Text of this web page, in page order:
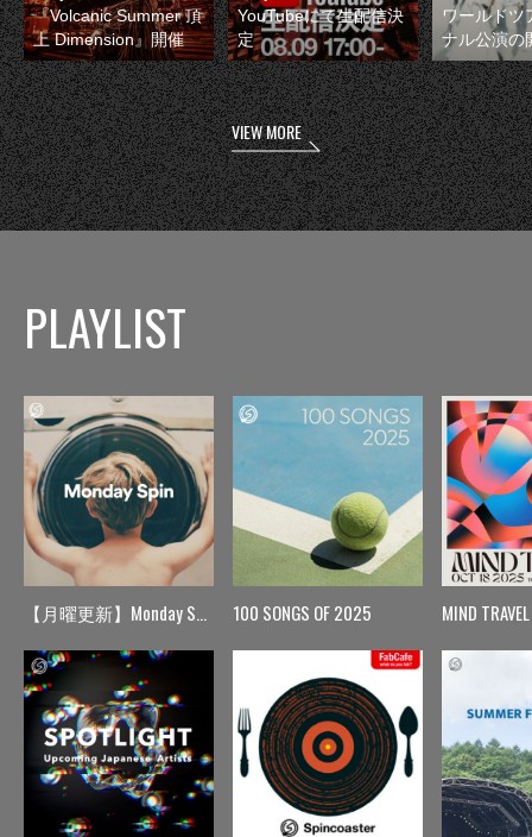
『Volcanic Summer 頂
上 Dimension』開催
YouTubeにて生配信決
定
ワールドツ
ナル公演の
VIEW MORE
PLAYLIST
【月曜更新】Monday Spin 100 SONGS OF 2025 MIND TRAVEL